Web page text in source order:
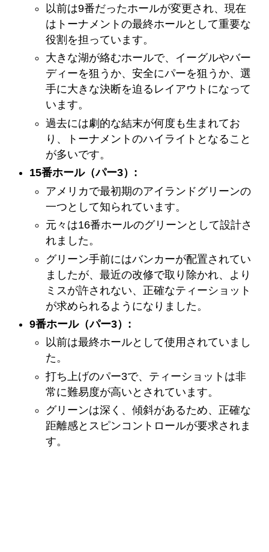
以前は9番だったホールが変更され、現在
はトーナメントの最終ホールとして重要な
役割を担っています。
大きな湖が絡むホールで、イーグルやバー
ディーを狙うか、安全にパーを狙うか、選
手に大きな決断を迫るレイアウトになって
います。
過去には劇的な結末が何度も生まれてお
り、トーナメントのハイライトとなること
が多いです。
15番ホール（パー3）:
アメリカで最初期のアイランドグリーンの
一つとして知られています。
元々は16番ホールのグリーンとして設計さ
れました。
グリーン手前にはバンカーが配置されてい
ましたが、最近の改修で取り除かれ、より
ミスが許されない、正確なティーショット
が求められるようになりました。
9番ホール（パー3）:
以前は最終ホールとして使用されていまし
た。
打ち上げのパー3で、ティーショットは非
常に難易度が高いとされています。
グリーンは深く、傾斜があるため、正確な
距離感とスピンコントロールが要求されま
す。